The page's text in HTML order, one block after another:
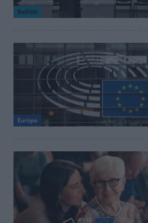
Belföld
Európa